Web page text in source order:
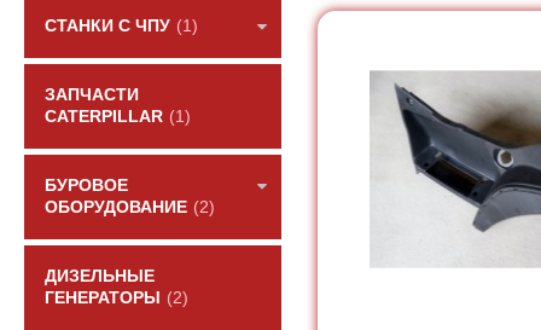
СТАНКИ С ЧПУ (1)
ЗАПЧАСТИ
CATERPILLAR (1)
БУРОВОЕ
ОБОРУДОВАНИЕ (2)
ДИЗЕЛЬНЫЕ
ГЕНЕРАТОРЫ
(2)